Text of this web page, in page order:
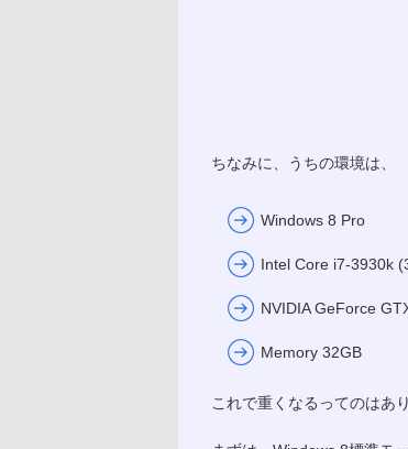
ちなみに、うちの環境は、
Windows 8 Pro
Intel Core i7-3930k
NVIDIA GeForce
Memory 32GB
これで重くなるってのはあ